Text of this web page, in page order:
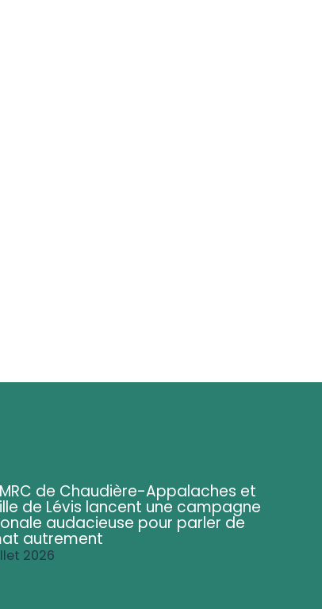
de Chaudière-Appalaches et
de Lévis lancent une campagne
audacieuse pour parler de
autrement
2026